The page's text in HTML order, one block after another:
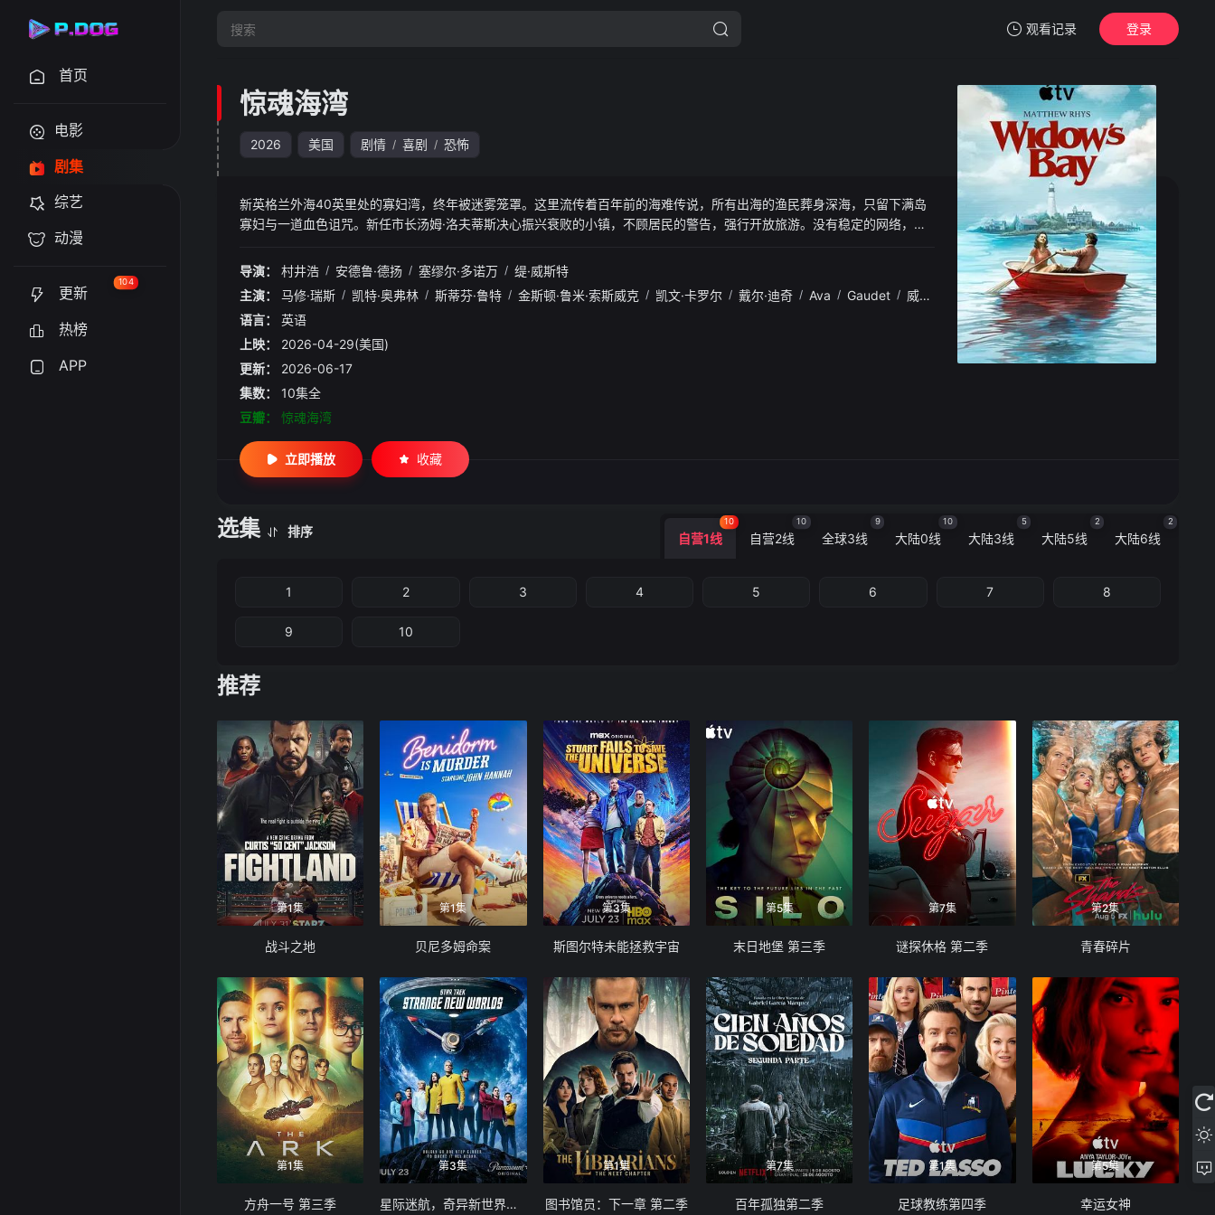
观看记录
暂无观看影片的记录
登录
首页
电影
剧集
综艺
动漫
更新
104
热榜
APP
惊魂海湾
2026 美国 剧情 / 喜剧 / 恐怖
新英格兰外海40英里处的寡妇湾，终年被迷雾笼罩。这里流传着百年前的海难传说，所有出海的渔民葬身深海，只留下满岛
寡妇与一道血色诅咒。新任市长汤姆·洛夫蒂斯决心振兴衰败的小镇，不顾居民的警告，强行开放旅游。没有稳定的网络，只
海的哭嚎，居民们接连消失，小镇的平静被彻底打破。
导演： 村井浩 / 安德鲁·德扬 / 塞缪尔·多诺万 / 缇·威斯特
主演：
马修·瑞斯 / 凯特·奥弗林 / 斯蒂芬·鲁特 / 金斯顿·鲁米·索斯威克 / 凯文·卡罗尔 / 戴尔·迪奇 / Ava / Gaudet / 威廉·希尔
语言：
英语
上映：
2026-04-29(美国)
更新：
2026-06-17
集数：
10集全
豆瓣：
惊魂海湾
立即播放 收藏
选集 排序 自营1线
10
自营2线
10
全球3线
9
大陆0线
10
大陆3线
5
大陆5线
2
大陆6线
2
1 2 3 4 5 6 7 8
9 10
推荐
第1集
战斗之地
第1集
贝尼多姆命案
第3集
斯图尔特未能拯救宇宙
第5集
末日地堡 第三季
第7集
谜探休格 第二季
第2集
青春碎片
第1集
方舟一号 第三季
第3集
星际迷航，奇异新世界第四季
第1集
图书馆员：下一章 第二季
第7集
百年孤独第二季
第1集
足球教练第四季
第5集
幸运女神